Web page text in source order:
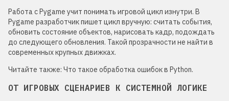
Работа с Pygame учит понимать игровой цикл изнутри. В
Pygame разработчик пишет цикл вручную: считать события,
обновить состояние объектов, нарисовать кадр, подождать
до следующего обновления. Такой прозрачности не найти в
современных крупных движках.
Читайте также: Что такое обработка ошибок в Python.
ОТ ИГРОВЫХ СЦЕНАРИЕВ К СИСТЕМНОЙ ЛОГИКЕ